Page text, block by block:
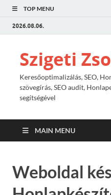
TOP MENU
2026.08.06.
Szigeti
Keresőoptimalizálás, SEO,
szövegírás, SEO audit,
segítségével
MAIN MENU
Weboldal